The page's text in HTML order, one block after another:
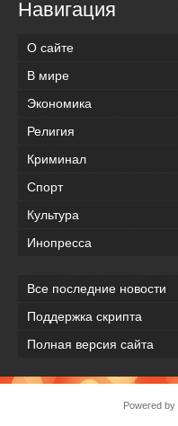
Навигация
О сайте
В мире
Экономика
Религия
Криминал
Спорт
Культура
Инопресса
Все последние новости
Поддержка скрипта
Полная версия сайта
Powered by